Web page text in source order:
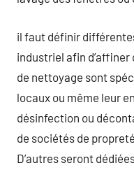
il faut définir
industriel afin
de nettoyage sont
locaux ou même leur
désinfection ou
de sociétés de
D’autres seront